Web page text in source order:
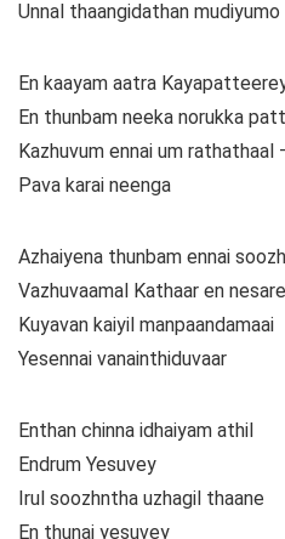
Unnal thaangidathan mudiyumo
En kaayam aatra
En thunbam neeka norukka
Kazhuvum ennai um rathathaal
Pava karai neenga
Azhaiyena thunbam ennai
Vazhuvaamal Kathaar en
Kuyavan kaiyil manpaandamaai
Yesennai vanainthiduvaar
Enthan chinna idhaiyam athil
Endrum Yesuvey
Irul soozhntha uzhagil thaane
En thunai yesuvey